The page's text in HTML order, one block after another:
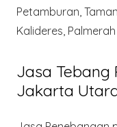
Petamburan,
Kalideres,
Jasa Tebang
Jakarta